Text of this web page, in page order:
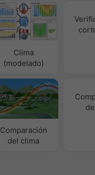
Clima
(modelado)
Comparación
del clima